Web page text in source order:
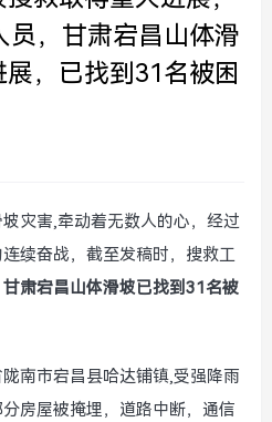
员，甘肃宕昌山体滑
，已找到31名被困
灾害,牵动着无数人的心，经过
续奋战，截至发稿时，搜救工
甘肃宕昌山体滑坡已找到31名被
南市宕昌县哈达铺镇,受强降雨
房屋被掩埋，道路中断，通信